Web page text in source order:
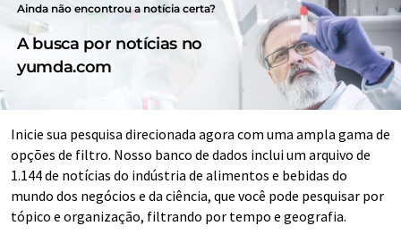
Ainda não encontrou a notícia certa?
A busca por notícias no
yumda.com
Inicie sua pesquisa direcionada agora com uma ampla gama de
opções de filtro. Nosso banco de dados inclui um arquivo de
1.144 de notícias do indústria de alimentos e bebidas do
mundo dos negócios e da ciência, que você pode pesquisar por
tópico e organização, filtrando por tempo e geografia.